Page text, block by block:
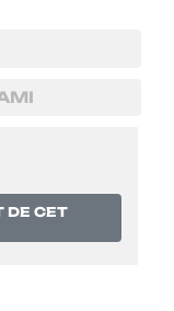
DE CET